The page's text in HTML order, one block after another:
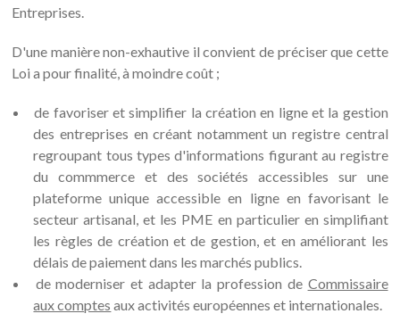
Entreprises.
D'une manière non-exhautive il convient de préciser que cette
Loi a pour finalité, à moindre coût ;
de favoriser et simplifier la création en ligne et la gestion
des entreprises en créant notamment un registre central
regroupant tous types d'informations figurant au registre
du commmerce et des sociétés accessibles sur une
plateforme unique accessible en ligne en favorisant le
secteur artisanal, et les PME en particulier en simplifiant
les règles de création et de gestion, et en améliorant les
délais de paiement dans les marchés publics.
de moderniser et adapter la profession de Commissaire
aux comptes aux activités européennes et internationales.